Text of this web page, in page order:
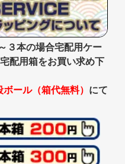
３本の場合宅配用ケー
配用箱をお買い求め下
ール（箱代無料） にて